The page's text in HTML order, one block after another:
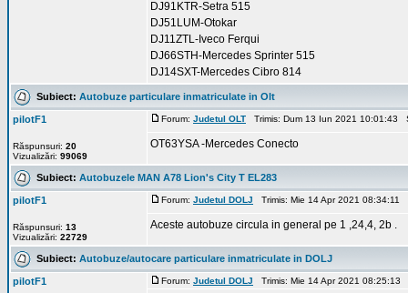
DJ91KTR-Setra 515
DJ51LUM-Otokar
DJ11ZTL-Iveco Ferqui
DJ66STH-Mercedes Sprinter 515
DJ14SXT-Mercedes Cibro 814
Subiect: Autobuze particulare inmatriculate in Olt
pilotF1
Răspunsuri: 20
Vizualizări: 99069
Forum: Judetul OLT Trimis: Dum 13 Iun 2021 10:01:43
OT63YSA -Mercedes Conecto
Subiect: Autobuzele MAN A78 Lion's City T EL283
pilotF1
Răspunsuri: 13
Vizualizări: 22729
Forum: Judetul DOLJ Trimis: Mie 14 Apr 2021
Aceste autobuze circula in general pe 1 ,24,4, 2b .
Subiect: Autobuze/autocare particulare inmatriculate in DOLJ
pilotF1 Forum: Judetul DOLJ Trimis: Mie 14 Apr 2021